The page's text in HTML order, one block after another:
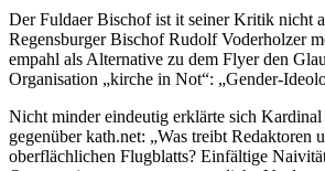
Der Fuldaer Bischof ist it seiner Kritik nicht
Regensburger Bischof Rudolf Voderholzer
empahl als Alternative zu dem Flyer den
Organisation „kirche in Not“: „Gender-
Nicht minder eindeutig erklärte sich Kardinal
gegenüber kath.net: „Was treibt Redaktoren
oberflächlichen Flugblatts? Einfältige